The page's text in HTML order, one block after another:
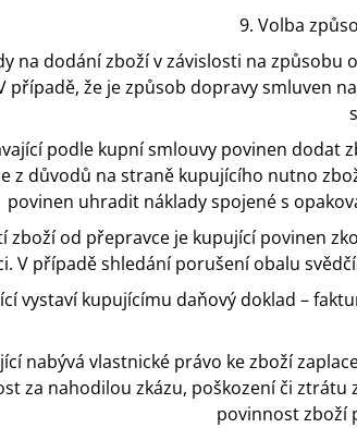
9. Volba
na dodání zboží v závislosti na
případě, že je způsob dopravy smluven
podle kupní smlouvy povinen
z důvodů na straně kupujícího nutno
povinen uhradit náklady spojené s
zboží od přepravce je kupující povinen
V případě shledání porušení obalu
vystaví kupujícímu daňový doklad –
nabývá vlastnické právo ke zboží
za nahodilou zkázu, poškození či
povinnost zboží